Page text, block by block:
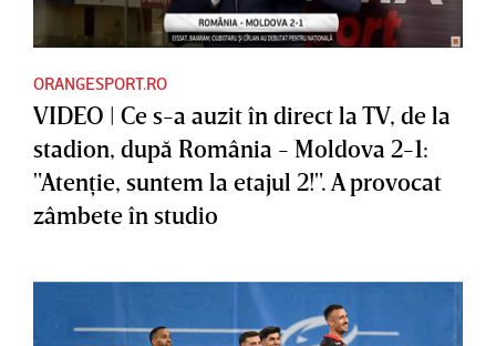
ORANGESPORT.RO
VIDEO | Ce s-a auzit în direct la TV, de la
stadion, după România - Moldova 2-1:
"Atenţie, suntem la etajul 2!". A provocat
zâmbete în studio